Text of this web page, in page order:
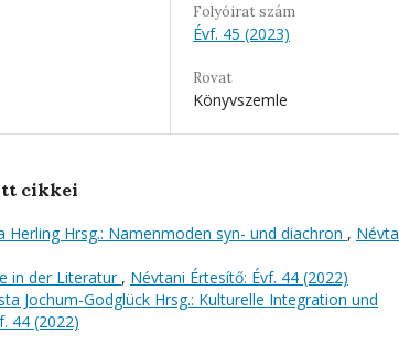
Folyóirat szám
Évf. 45 (2023)
Rovat
Könyvszemle
cikkei
Herling Hrsg.: Namenmoden syn- und diachron ,
in der Literatur , Névtani Értesítő: Évf. 44 (2022)
Jochum-Godglück Hrsg.: Kulturelle Integration und
44 (2022)